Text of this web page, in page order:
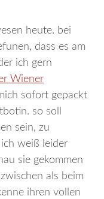
heute. bei
dass es am
ich gern
Wiener
sofort gepackt
so soll
sein, zu
weiß leider
sie gekommen
als beim
ihren vollen